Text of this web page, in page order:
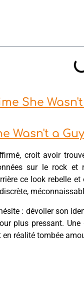
She
Wasn't a Guy
croit avoir
sur le rock
ce look rebelle
: dévoiler son
plus pressant.
réalité tombée